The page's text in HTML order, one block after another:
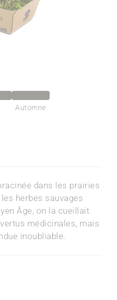
Automne
dans les prairies
herbes sauvages
Âge, on la cueillait
médicinales, mais
inoubliable.